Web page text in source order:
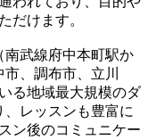
だけます。
南武線府中本町駅か
、調布市、立川
る地域最大規模のダ
レッスンも豊富に
ン後のコミュニケー